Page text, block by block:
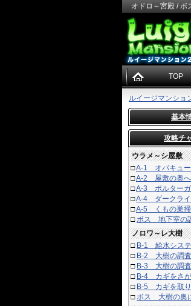
オドロ～宮殿 /
ルイージマンショ
基本
攻略チ
ウラメ～シ屋敷
□A-1 オバキュー
□A-2 屋敷の奥へ
□A-3 ポルターガ
□A-4 ダークライ
□A-5 くもの巣掃
□ボス 地下室の
ノロワ～レ大樹
□ B-1 給水システ
□ B-2 大樹の調査
□ B-3 大樹の調査
□ B-4 カギをさが
□ B-5 カギを取り
□ボス 大樹の奥
TOP